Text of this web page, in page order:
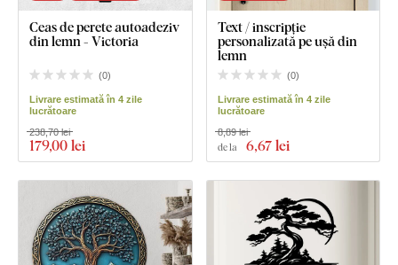
Ceas de perete autoadeziv
din lemn - Victoria
(0)
Livrare estimată în 4 zile
lucrătoare
179,00 lei
238,70 lei
Text / inscripție
personalizată pe ușă din
lemn
(0)
Livrare estimată în 4 zile
lucrătoare
de la 6,67 lei
8,89 lei